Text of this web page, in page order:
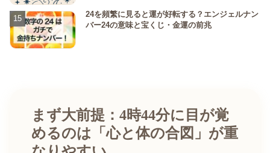
24を頻繁に見ると運が好転する？エンジェルナン
バー24の意味と宝くじ・金運の前兆
まず大前提：4時44分に目が覚
めるのは「心と体の合図」が重